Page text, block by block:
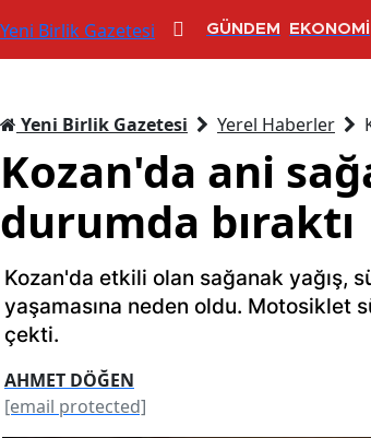
GÜNDEM EKONOMİ
Yeni Birlik Gazetesi Yerel Haberler
Kozan'da ani
durumda bıraktı
Kozan'da etkili olan sağanak yağış,
yaşamasına neden oldu. Motosiklet
çekti.
AHMET DÖĞEN
[email protected]